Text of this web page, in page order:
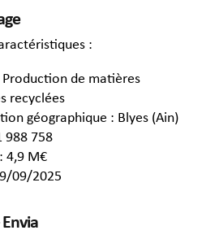
:
de matières
recyclées
géographique : Blyes (Ain)
988 758
4,9 M€
09/2025